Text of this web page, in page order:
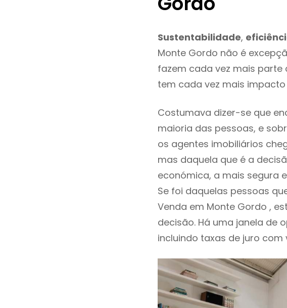
Sustentabilidade,
Monte Gordo não é
fazem cada vez mais
tem cada vez mais
Costumava dizer-se que
maioria das pessoas, e
os agentes imobiliários
mas daquela que é a
económica, a mais segura
Se foi daquelas pessoas
Venda em Monte Gordo ,
decisão. Há uma janela de
incluindo taxas de juro